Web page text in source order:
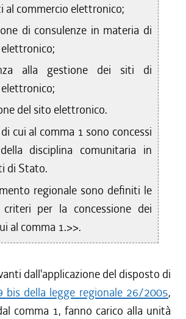
al commercio elettronico;
di consulenze in materia di
alla gestione dei siti di
del sito elettronico.
cui al comma 1 sono concessi
disciplina comunitaria in
di Stato.
regionale sono definiti le
per la concessione dei
al comma 1.>>.
dall'applicazione del disposto di
bis della legge regionale 26/2005,
comma 1, fanno carico alla unità